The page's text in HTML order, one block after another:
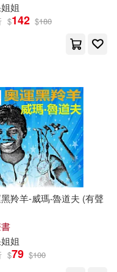
姐姐
$142 $180
羚羊-威瑪‧魯道夫 (有聲
姐姐
$79 $100